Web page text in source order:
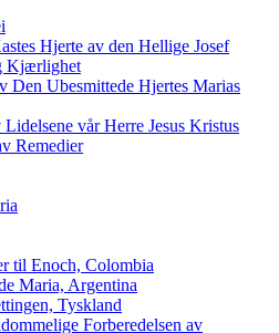
Hjerte av den Hellige Josef
Kjærlighet
Ubesmittede Hjertes Marias
vår Herre Jesus Kristus
Remedier
til Enoch, Colombia
Maria, Argentina
Tyskland
Forberedelsen av